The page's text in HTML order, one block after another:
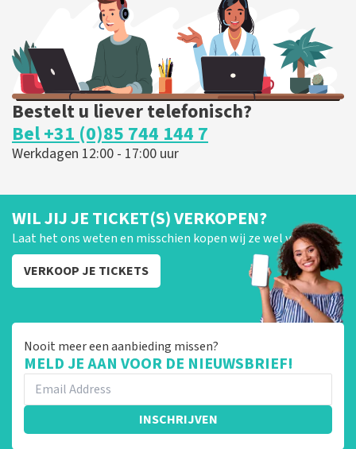
BESTEL NU
Bestelt u liever telefonisch?
Bel +31 (0)85 744 144 7
Werkdagen 12:00 - 17:00 uur
WIL JIJ JE TICKET(S) VERKOPEN?
Laat het ons weten en misschien kopen wij ze wel van je!
VERKOOP JE TICKETS
Nooit meer een aanbieding missen?
MELD JE AAN VOOR DE NIEUWSBRIEF!
INSCHRIJVEN